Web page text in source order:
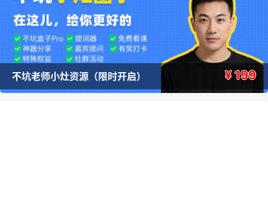
不坑老师小灶资源（限时开启） ¥ 199